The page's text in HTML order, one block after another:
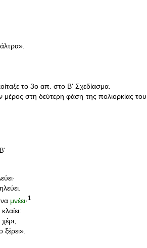
το 3ο απ. στο Β' Σχεδίασμα.
στη δεύτερη φάση της πολιορκίας του
μνέει· 1
ξέρει».